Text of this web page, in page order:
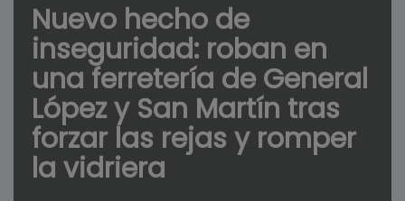
Nuevo hecho de
inseguridad: roban en
una ferretería de General
López y San Martín tras
forzar las rejas y romper
la vidriera